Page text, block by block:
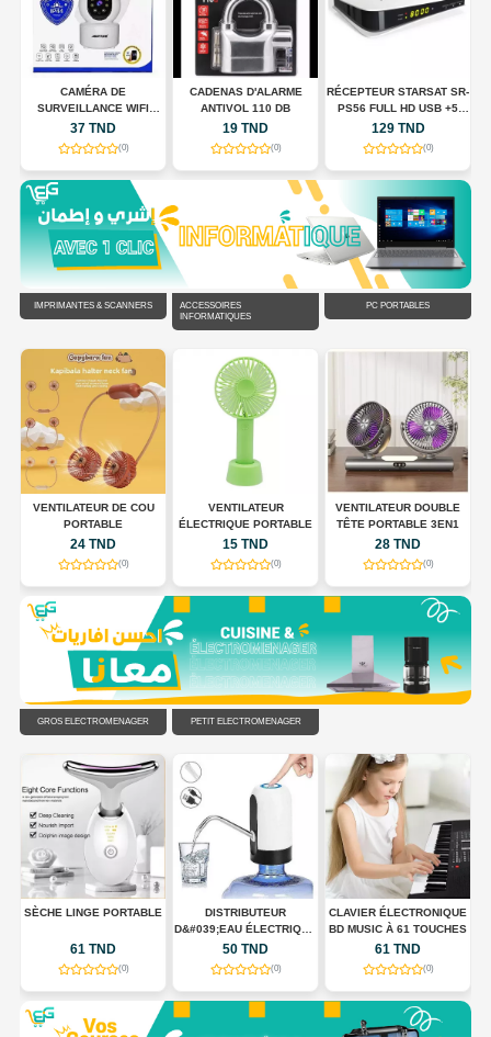
CAMÉRA DE
SURVEILLANCE WIFI
INTELLIGENTE JORTAN
JT-8183HJS
37 TND
(0)
CADENAS D'ALARME
ANTIVOL 110 DB
19 TND
(0)
RÉCEPTEUR STARSAT SR-
PS56 FULL HD USB +5
ABONNMONT
129 TND
(0)
IMPRIMANTES & SCANNERS
ACCESSOIRES
INFORMATIQUES
PC PORTABLES
VENTILATEUR DE COU
PORTABLE
24 TND
(0)
VENTILATEUR
ÉLECTRIQUE PORTABLE
15 TND
(0)
VENTILATEUR DOUBLE
TÊTE PORTABLE 3EN1
28 TND
(0)
GROS ÉLECTROMÉNAGER PETIT ÉLECTROMÉNAGER
SÈCHE LINGE PORTABLE
61 TND
(0)
DISTRIBUTEUR
D&#039;EAU ÉLECTRIQUE
PORTABLE USB
RECHARGEABLE
50 TND
(0)
CLAVIER ÉLECTRONIQUE
BD MUSIC À 61 TOUCHES
61 TND
(0)